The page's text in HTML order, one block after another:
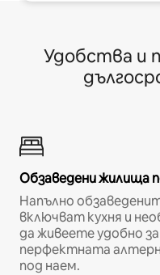
Удобства и
Обзаведени жилища
Напълно
включват кухня и
да живеете удобно
перфектната
под наем.